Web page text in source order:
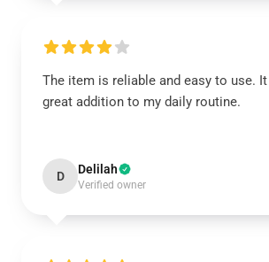
The item is reliable and easy to use.
great addition to my daily routine.
D Delilah
Verified owner